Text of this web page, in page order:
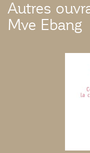
Autres
Mve Ebang